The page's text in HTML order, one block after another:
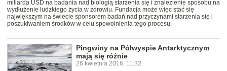
miliarda USD na badania nad biologią starzenia się i znalezienie sposobu na
wydłużenie ludzkiego życia w zdrowiu. Fundacja może więc stać się
największym na świecie sponsorem badań nad przyczynami starzenia się i
poszukiwaniem środków w celu spowolnienia tego procesu.
Pingwiny na Półwyspie Antarktycznym
mają się różnie
26 kwietnia 2016, 11:32